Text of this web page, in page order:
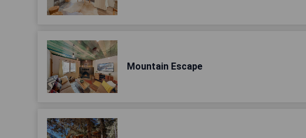
Mountain Escape